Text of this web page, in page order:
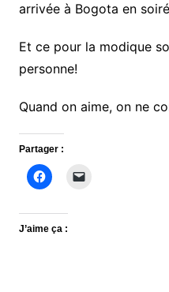
arrivée à Bogota en
Et ce pour la modique
personne!
Quand on aime, on ne
Partager :
J’aime ça :